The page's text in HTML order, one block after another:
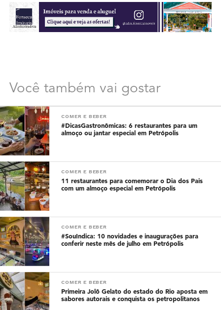
Você também vai gostar
COMER E BEBER
#DicasGastronômicas: 6 restaurantes para um
almoço ou jantar especial em Petrópolis
COMER E BEBER
11 restaurantes para comemorar o Dia dos Pais
com um almoço especial em Petrópolis
COMER E BEBER
#SouIndica: 10 novidades e inaugurações para
conferir neste mês de julho em Petrópolis
COMER E BEBER
Primeira Jolô Gelato do estado do Rio aposta em
sabores autorais e conquista os petropolitanos